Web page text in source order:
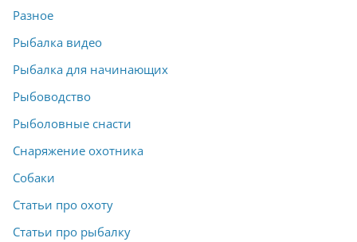
Разное
Рыбалка видео
Рыбалка для начинающих
Рыбоводство
Рыболовные снасти
Снаряжение охотника
Собаки
Статьи про охоту
Статьи про рыбалку